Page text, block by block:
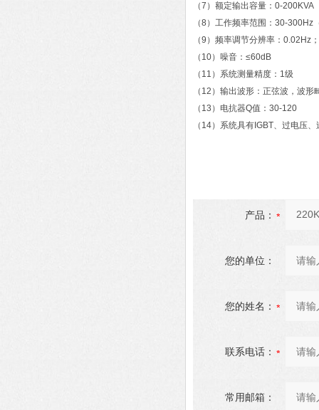
（7）额定输出容量：0-200KVA
（8）工作频率范围：30-
（9）频率调节分辨率：0.02Hz
（10）噪音：≤60dB
（11）系统测量精度：1级
（12）输出波形：正弦波，波形
（13）电抗器Q值：30-120
（14）系统具有IGBT、过电压
产品：
您的单位：
您的姓名：
联系电话：
常用邮箱：